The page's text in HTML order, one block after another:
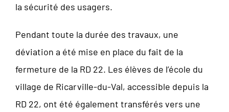
la sécurité des usagers.
Pendant toute la durée des travaux, une
déviation a été mise en place du fait de la
fermeture de la RD 22. Les élèves de l’école du
village de Ricarville-du-Val, accessible depuis la
RD 22, ont été également transférés vers une